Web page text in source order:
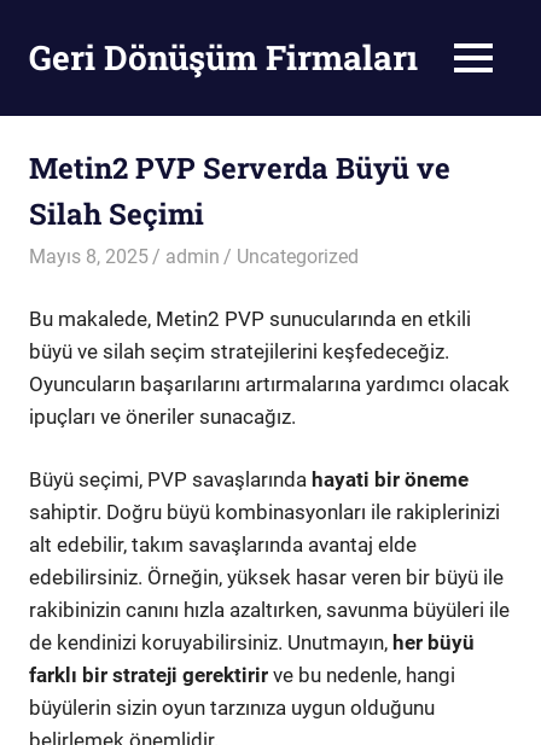
contentGeri Dönüşüm Firmaları
Firmaları
MENU
Metin2 PVP Serverda Büyü ve
Silah Seçimi
Mayıs 8, 2025 admin Uncategorized
Bu makalede, Metin2 PVP sunucularında en etkili
büyü ve silah seçim stratejilerini keşfedeceğiz.
Oyuncuların başarılarını artırmalarına yardımcı olacak
ipuçları ve öneriler sunacağız.
Büyü seçimi, PVP savaşlarında hayati bir öneme
sahiptir. Doğru büyü kombinasyonları ile rakiplerinizi
alt edebilir, takım savaşlarında avantaj elde
edebilirsiniz. Örneğin, yüksek hasar veren bir büyü ile
rakibinizin canını hızla azaltırken, savunma büyüleri ile
de kendinizi koruyabilirsiniz. Unutmayın, her büyü
farklı bir strateji gerektirir ve bu nedenle, hangi
büyülerin sizin oyun tarzınıza uygun olduğunu
belirlemek önemlidir.